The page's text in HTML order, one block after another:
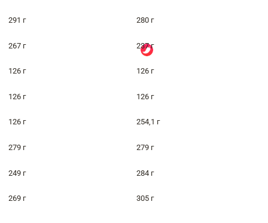
291 г 280 г
267 г 237 г
126 г 126 г
126 г 126 г
126 г 254,1 г
279 г 279 г
249 г 284 г
269 г 305 г